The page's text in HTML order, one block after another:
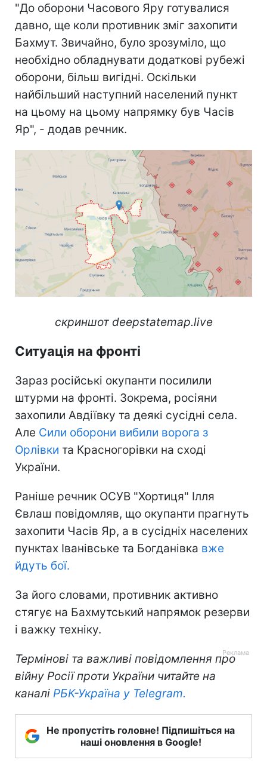
"До оборони Часового Яру готувалися
давно, ще коли противник зміг захопити
Бахмут. Звичайно, було зрозуміло, що
необхідно обладнувати додаткові рубежі
оборони, більш вигідні. Оскільки
найбільший наступний населений пункт
на цьому на цьому напрямку був Часів
Яр", - додав речник.
скриншот deepstatemap.live
Ситуація на фронті
Зараз російські окупанти посилили
штурми на фронті. Зокрема, росіяни
захопили Авдіївку та деякі сусідні села.
Але Сили оборони вибили ворога з
Орлівки та Красногорівки на сході
України.
Раніше речник ОСУВ "Хортиця" Ілля
Євлаш повідомляв, що окупанти прагнуть
захопити Часів Яр, а в сусідніх населених
пунктах Іванівське та Богданівка вже
йдуть бої.
За його словами, противник активно
стягує на Бахмутський напрямок резерви
і важку техніку.
Термінові та важливі повідомлення про
війну Росії проти України читайте на
каналі РБК-Україна у Telegram.
Не пропустіть головне! Підпишіться на
наші оновлення в Google!